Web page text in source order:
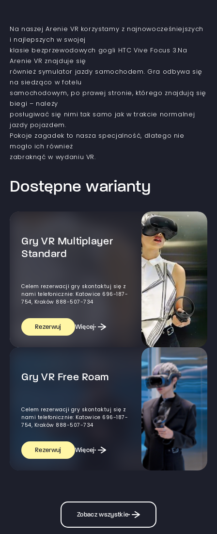
Na naszej Arenie VR korzystamy z najnowocześniejszych
i najlepszych w swojej
klasie bezprzewodowych gogli HTC Vive Focus 3.Na
Arenie VR znajduje się
również symulator jazdy samochodem. Gra odbywa się
na siedząco w fotelu
samochodowym, po prawej stronie, którego znajdują się
biegi – należy
posługiwać się nimi tak samo jak w trakcie normalnej
jazdy pojazdem.
Pokoje zagadek to nasza specjalność, dlatego nie
mogło ich również
zabraknąć w wydaniu VR.
Dostępne warianty
Gry VR Multiplayer
Standard
Celem rezerwacji gry skontaktuj się z
nami telefonicznie: Katowice 696-187-
754, Kraków 888-507-734
Rezerwuj Więcej
Gry VR Free Roam
Celem rezerwacji gry skontaktuj się z
nami telefonicznie: Katowice 696-187-
754, Kraków 888-507-734
Rezerwuj Więcej
Zobacz wszystkie